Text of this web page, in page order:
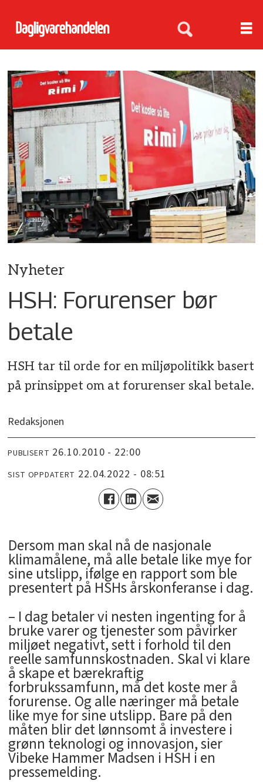
Nyheter
HSH: Forurenser bør
betale
HSH tar til orde for en miljøpolitikk basert
på prinsippet om at forurenser skal betale.
Redaksjonen
PUBLISERT 26.10.2010 - 22:00
SIST OPPDATERT 22.04.2022 - 08:51
Dersom man skal nå de nasjonale
klimamålene, må alle betale like mye for
sine utslipp, ifølge en rapport som ble
presentert på HSHs årskonferanse i dag.
– I dag betaler vi nesten ingenting for å
bruke varer og tjenester som påvirker
miljøet negativt, sett i forhold til den
reelle samfunnskostnaden. Skal vi klare
å skape et bærekraftig
forbrukssamfunn, må det koste mer å
forurense. Og alle næringer må betale
like mye for sine utslipp. Bare på den
måten blir det lønnsomt å investere i
grønn teknologi og innovasjon, sier
Vibeke Hammer Madsen i HSH i en
pressemelding.